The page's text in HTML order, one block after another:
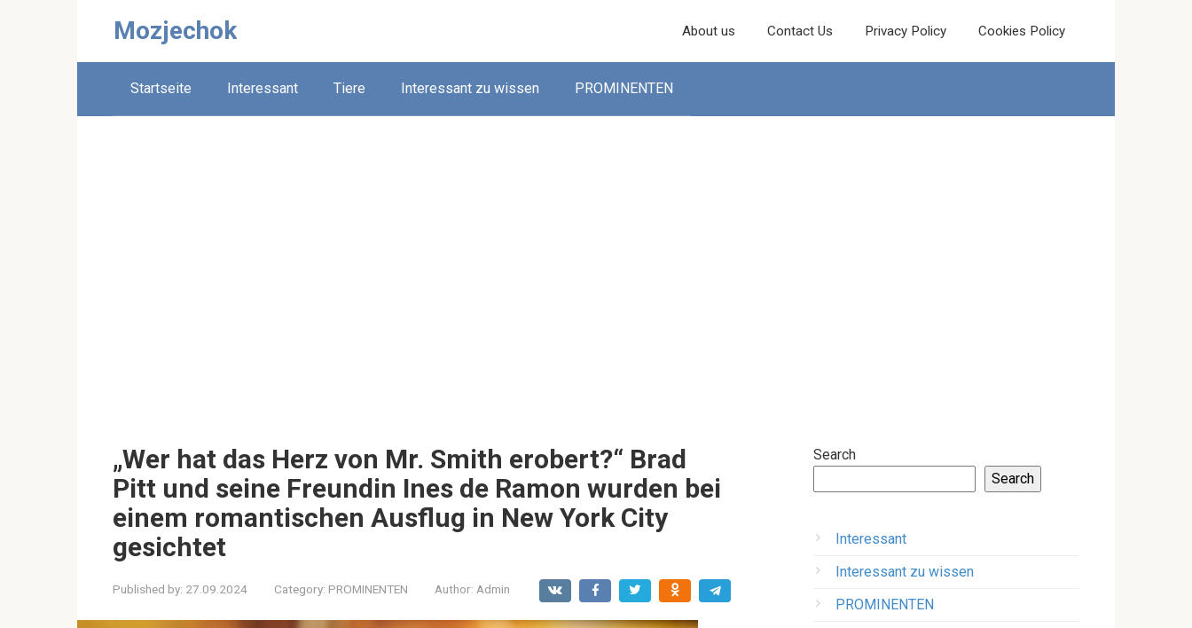
Mozjechok About us Contact Us Privacy Policy Cookies Policy
Startseite Interessant Tiere Interessant zu wissen PROMINENTEN
„Wer hat das Herz von Mr. Smith erobert?“ Brad
Pitt und seine Freundin Ines de Ramon wurden bei
einem romantischen Ausflug in New York City
gesichtet
Published by: 27.09.2024 Category: PROMINENTEN Author: Admin
Search
Search
Interessant
Interessant zu wissen
PROMINENTEN